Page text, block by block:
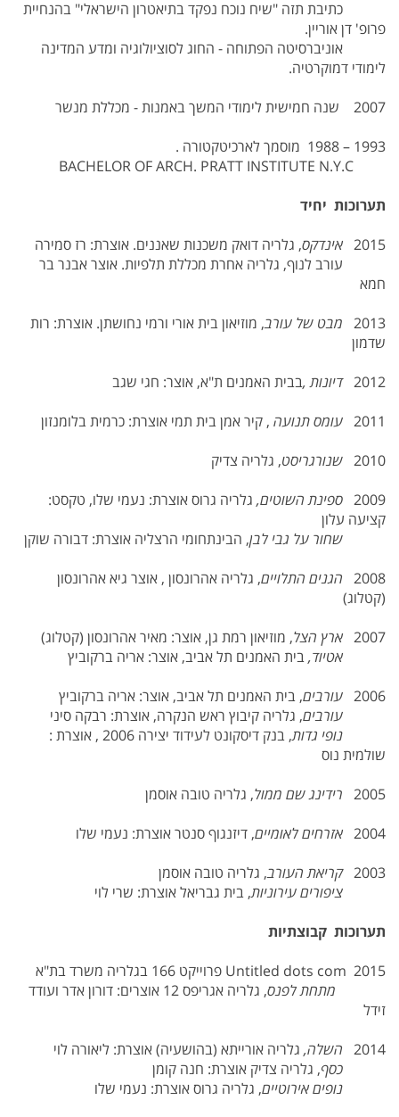
כתיבת תזה "שיח נוכח נפקד בתיאטרון הישראלי" בהנחיית
פרופ' דן אוריין.
אוניברסיטה הפתוחה - החוג לסוציולוגיה ומדע המדינה
לימודי דמוקרטיה.
2007 שנה חמישית לימודי המשך באמנות - מכללת מנשר
1993 – 1988 מוסמך לארכיטקטורה .
BACHELOR OF ARCH. PRATT INSTITUTE N.Y.C
תערוכות יחיד
2015 אינדקס, גלריה דואק משכנות שאננים. אוצרת: רז סמירה
עורב לנוף, גלריה אחרת מכללת תלפיות. אוצר אבנר בר
חמא
2013 מבט של עורב, מוזיאון בית אורי ורמי נחושתן. אוצרת: רות
שדמון
2012 דיונות ,בבית האמנים ת"א, אוצר: חגי שגב
2011 עומס תנועה , קיר אמן בית תמי אוצרת: כרמית בלומנזון
2010 שנורגריסט, גלריה צדיק
2009 ספינת השוטים, גלריה גרוס אוצרת: נעמי שלו, טקסט:
קציעה עלון
שחור על גבי לבן, הבינתחומי הרצליה אוצרת: דבורה שוקן
2008 הגנים התלויים, גלריה אהרונסון , אוצר גיא אהרונסון
(קטלוג)
2007 ארץ הצל, מוזיאון רמת גן, אוצר: מאיר אהרונסון (קטלוג)
אטיוד,בית האמנים תל אביב, אוצר: אריה ברקוביץ
2006 עורבים, בית האמנים תל אביב, אוצר: אריה ברקוביץ
עורבים, גלריה קיבוץ ראש הנקרה, אוצרת: רבקה סיני
נופי גדות
, בנק דיסקונט לעידוד יצירה 2006 , אוצרת :
שולמית נוס
2005 רידינג שם ממול, גלריה טובה אוסמן
2004 אזרחים לאומיים, דיזנגוף סנטר אוצרת: נעמי שלו
2003 קריאת העורב, גלריה טובה אוסמן
ציפורים עירוניות, בית גבריאל אוצרת: שרי לוי
תערוכות קבוצתיות
2015 Untitled dots com פרוייקט 166 בגלריה משרד בת"א
מתחת לפנס
, גלריה אגריפס 12 אוצרים: דורון אדר ועודד
זידל
2014 השלה, גלריה אורייתא (בהושעיה) אוצרת: ליאורה לוי
כסף, גלריה צדיק אוצרת: חנה קומן
נופים אירוטיים, גלריה גרוס אוצרת: נעמי שלו